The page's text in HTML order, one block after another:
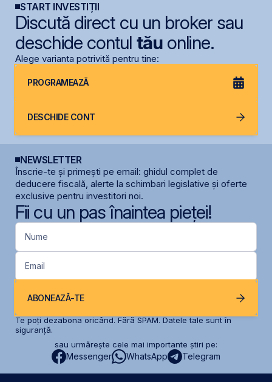
START INVESTIȚII
Discută direct cu un broker sau
deschide contul tăuonline.
Alege varianta potrivită pentru tine:
PROGRAMEAZĂ
DESCHIDE CONT
NEWSLETTER
Înscrie-te și primești pe email: ghidul complet de
deducere fiscală, alerte la schimbari legislative și oferte
exclusive pentru investitori noi.
Fii cu un pas înaintea pieței!
Nume
Email
ABONEAZĂ-TE
Te poți dezabona oricând. Fără SPAM. Datele tale sunt în
siguranță.
sau urmărește cele mai importante știri pe:
Messenger WhatsApp Telegram